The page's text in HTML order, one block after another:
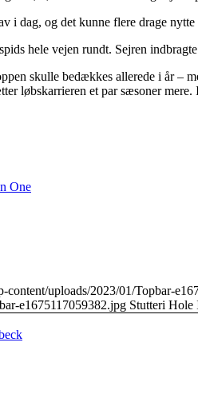
i dag, og det kunne flere drage
hele vejen rundt. Sejren
skulle bedækkes allerede i år –
løbskarrieren et par sæsoner
One
content/uploads/2023/01/Topbar-
e1675117059382.jpg Stutteri Hole